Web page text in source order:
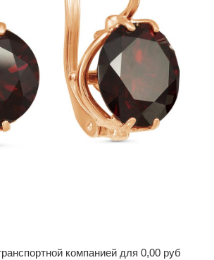
компанией для 0,00 руб